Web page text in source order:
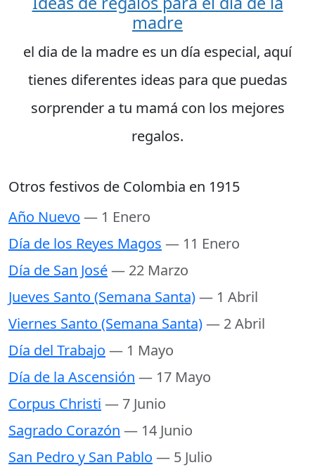
madre
el dia de la madre es un día especial, aquí
tienes diferentes ideas para que puedas
sorprender a tu mamá con los mejores
regalos.
Otros festivos de Colombia en 1915
Año Nuevo — 1 Enero
Día de los Reyes Magos — 11 Enero
Día de San José— 22 Marzo
Jueves Santo (Semana Santa)— 1 Abril
Viernes Santo (Semana Santa)— 2 Abril
Día del Trabajo — 1 Mayo
Día de la Ascensión — 17 Mayo
Corpus Christi — 7 Junio
Sagrado Corazón — 14 Junio
San Pedro y San Pablo — 5 Julio